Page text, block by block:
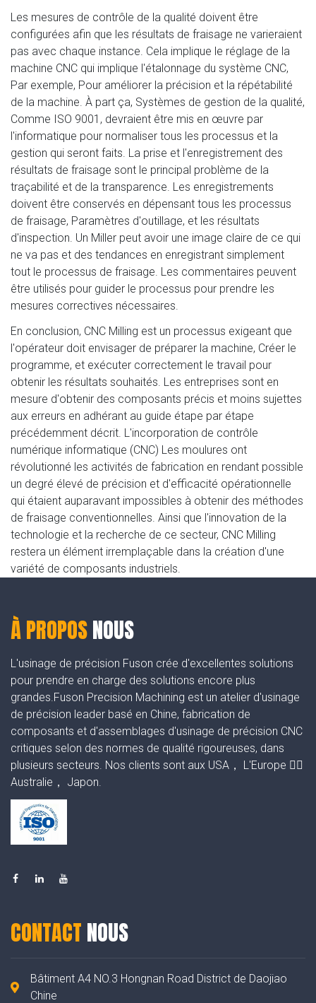
Les mesures de contrôle de la qualité doivent être
configurées afin que les résultats de fraisage ne varieraient
pas avec chaque instance. Cela implique le réglage de la
machine CNC qui implique l'étalonnage du système CNC,
Par exemple, Pour améliorer la précision et la répétabilité
de la machine. À part ça, Systèmes de gestion de la qualité,
Comme ISO 9001, devraient être mis en œuvre par
l'informatique pour normaliser tous les processus et la
gestion qui seront faits. La prise et l'enregistrement des
résultats de fraisage sont le principal problème de la
traçabilité et de la transparence. Les enregistrements
doivent être conservés en dépensant tous les processus
de fraisage, Paramètres d'outillage, et les résultats
d'inspection. Un Miller peut avoir une image claire de ce qui
ne va pas et des tendances en enregistrant simplement
tout le processus de fraisage. Les commentaires peuvent
être utilisés pour guider le processus pour prendre les
mesures correctives nécessaires.
En conclusion, CNC Milling est un processus exigeant que
l'opérateur doit envisager de préparer la machine, Créer le
programme, et exécuter correctement le travail pour
obtenir les résultats souhaités. Les entreprises sont en
mesure d'obtenir des composants précis et moins sujettes
aux erreurs en adhérant au guide étape par étape
précédemment décrit. L'incorporation de contrôle
numérique informatique (CNC) Les moulures ont
révolutionné les activités de fabrication en rendant possible
un degré élevé de précision et d'efficacité opérationnelle
qui étaient auparavant impossibles à obtenir des méthodes
de fraisage conventionnelles. Ainsi que l'innovation de la
technologie et la recherche de ce secteur, CNC Milling
restera un élément irremplaçable dans la création d'une
variété de composants industriels.
À PROPOSNOUS
L'usinage de précision Fuson crée d'excellentes solutions
pour prendre en charge des solutions encore plus
grandes.Fuson Precision Machining est un atelier d'usinage
de précision leader basé en Chine, fabrication de
composants et d'assemblages d'usinage de précision CNC
critiques selon des normes de qualité rigoureuses, dans
plusieurs secteurs. Nos clients sont aux USA， L'Europe ，
Australie， Japon.
CONTACT NOUS
Bâtiment A4 NO.3 Hongnan Road District de Daojiao
Chine